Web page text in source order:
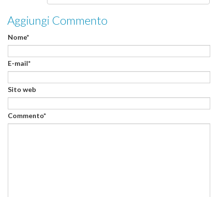
Aggiungi Commento
Nome*
E-mail*
Sito web
Commento*